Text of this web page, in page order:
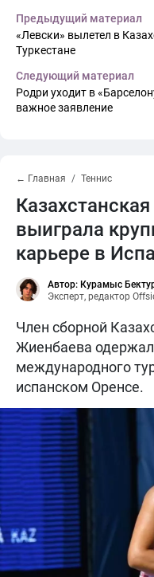
Предыдущий материал
«Левски» вылетел в
Туркестане
Следующий материал
Родри уходит в
важное заявление
← Главная Теннис
выиграла
карьере в
Автор: Курамыс
Эксперт, редактор
Член сборной
Жиенбаева
международного
испанском Оренсе.